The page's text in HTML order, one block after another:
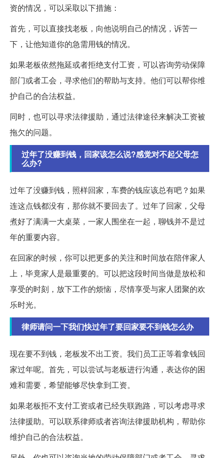
资的情况，可以采取以下措施：
首先，可以直接找老板，向他说明自己的情况，诉苦一
下，让他知道你的急需用钱的情况。
如果老板依然拖延或者拒绝支付工资，可以咨询劳动保障
部门或者工会，寻求他们的帮助与支持。他们可以帮你维
护自己的合法权益。
同时，也可以寻求法律援助，通过法律途径来解决工资被
拖欠的问题。
过年了没赚到钱，回家该怎么说?感觉对不起父母怎
么办?
过年了没赚到钱，照样回家，车费的钱应该总有吧？如果
连这点钱都没有，那你就不要回去了。过年了回家，父母
煮好了满满一大桌菜，一家人围坐在一起，聊钱并不是过
年的重要内容。
在回家的时候，你可以把更多的关注和时间放在陪伴家人
上，毕竟家人是最重要的。可以把这段时间当做是放松和
享受的时刻，放下工作的烦恼，尽情享受与家人团聚的欢
乐时光。
律师请问一下我们快过年了要回家要不到钱怎么办
现在要不到钱，老板发不出工资。我们员工正等着拿钱回
家过年呢。首先，可以尝试与老板进行沟通，表达你的困
难和需要，希望能够尽快拿到工资。
如果老板拒不支付工资或者已经失联跑路，可以考虑寻求
法律援助。可以联系律师或者咨询法律援助机构，帮助你
维护自己的合法权益。